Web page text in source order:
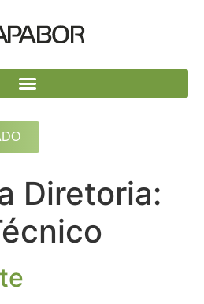
Diretoria: